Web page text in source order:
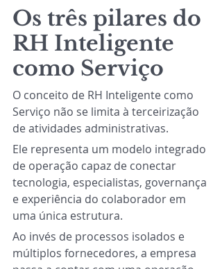
Os três pilares do
RH Inteligente
como Serviço
O conceito de RH Inteligente como
Serviço não se limita à terceirização
de atividades administrativas.
Ele representa um modelo integrado
de operação capaz de conectar
tecnologia, especialistas, governança
e experiência do colaborador em
uma única estrutura.
Ao invés de processos isolados e
múltiplos fornecedores, a empresa